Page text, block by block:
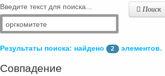
Введите текст для поиска... Поиск
Результаты поиска: найдено 2 элементов.
Совпадение